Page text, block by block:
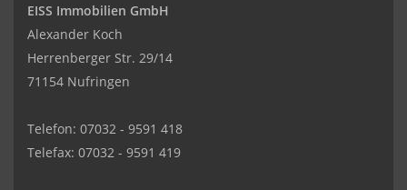
EISS Immobilien GmbH
Alexander Koch
Herrenberger Str. 29/14
71154 Nufringen
Telefon: 07032 - 9591 418
Telefax: 07032 - 9591 419